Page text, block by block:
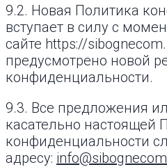
9.2. Новая Политика
вступает в силу с
сайте https://
предусмотрено новой
конфиденциальности.
9.3. Все предложения
касательно настоящей
конфиденциальности
адресу: